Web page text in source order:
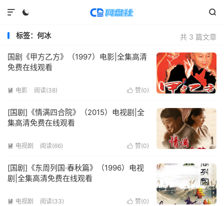
 

共 3 篇文章
标签：何冰
国剧《甲方乙方》（1997）电影|全集高清
免费在线观看
 赞(0)
 电影 阅读(38)
[国剧]《情满四合院》（2015）电视剧|全
集高清免费在线观看
 赞(0)
 电视剧 阅读(66)
[国剧]《东周列国·春秋篇》（1996）电视
剧|全集高清免费在线观看
 赞(0)
 电视剧 阅读(33)